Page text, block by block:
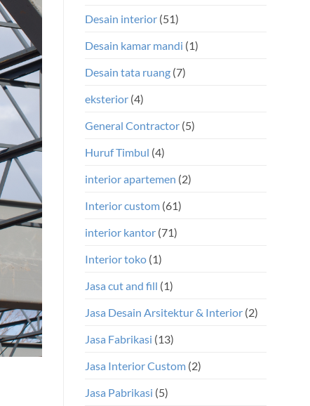
Desain interior (51)
Desain kamar mandi (1)
Desain tata ruang (7)
eksterior (4)
General Contractor (5)
Huruf Timbul (4)
interior apartemen (2)
Interior custom (61)
interior kantor (71)
Interior toko (1)
Jasa cut and fill (1)
Jasa Desain Arsitektur & Interior (2)
Jasa Fabrikasi (13)
Jasa Interior Custom (2)
Jasa Pabrikasi (5)